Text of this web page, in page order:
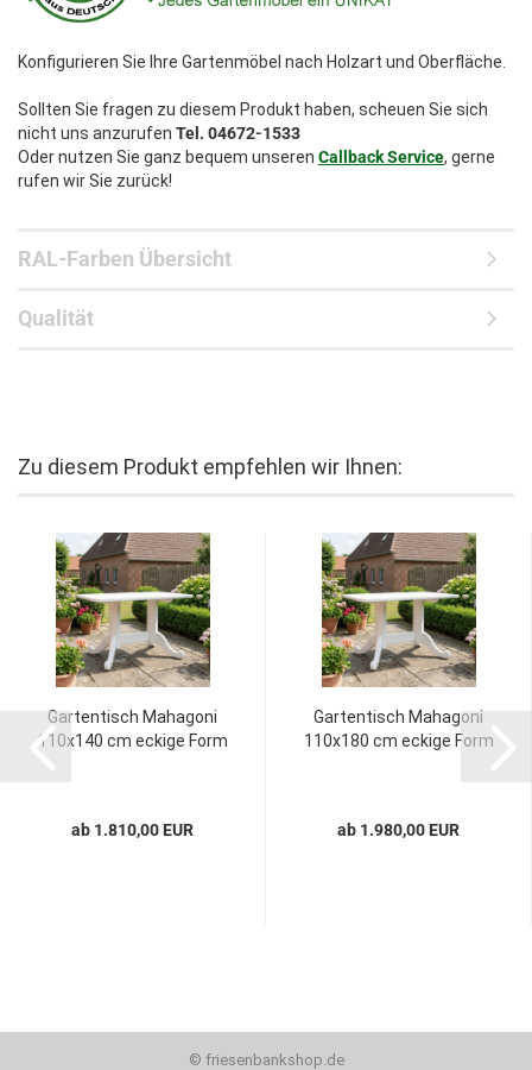
Konfigurieren Sie Ihre Gartenmöbel nach Holzart und Oberfläche.
Sollten Sie fragen zu diesem Produkt haben, scheuen Sie sich
nicht uns anzurufen Tel. 04672-1533
Oder nutzen Sie ganz bequem unseren Callback Service, gerne
rufen wir Sie zurück!
RAL-Farben Übersicht
Qualität
Zu diesem Produkt empfehlen wir Ihnen:
Gartentisch Mahagoni
110x140 cm eckige Form
ab 1.810,00 EUR
Gartentisch Mahagoni
110x180 cm eckige Form
ab 1.980,00 EUR
© friesenbankshop.de